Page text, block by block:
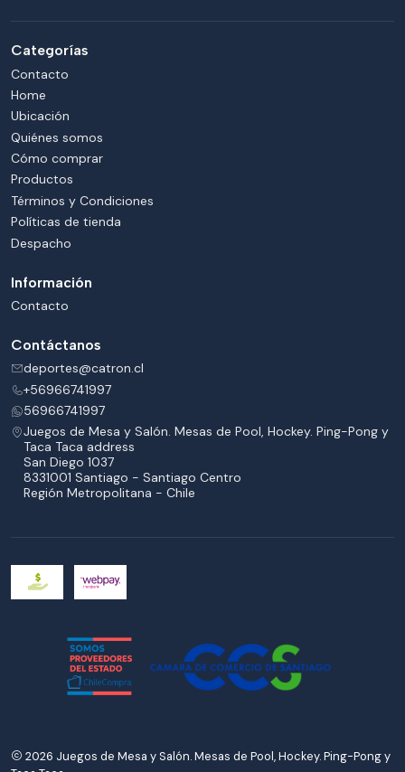
Categorías
Contacto
Home
Ubicación
Quiénes somos
Cómo comprar
Productos
Términos y Condiciones
Políticas de tienda
Despacho
Información
Contacto
Contáctanos
deportes@catron.cl
+56966741997
56966741997
Juegos de Mesa y Salón. Mesas de Pool, Hockey. Ping-Pong y
Taca Taca address
San Diego 1037
8331001 Santiago - Santiago Centro
Región Metropolitana - Chile
2026 Juegos de Mesa y Salón. Mesas de Pool, Hockey. Ping-Pong y